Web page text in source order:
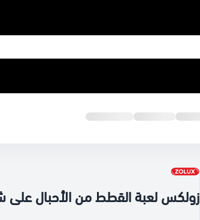
زولكس لعبة القطط من الأحبال على